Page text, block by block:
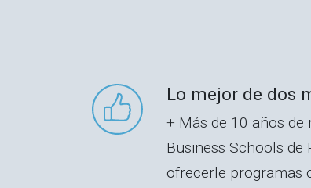
Lo mejor de dos
+ Más de 10 años
Business Schools de
ofrecerle programas